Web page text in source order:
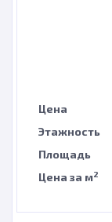
Цена
Этажность
Площадь
Цена за м2